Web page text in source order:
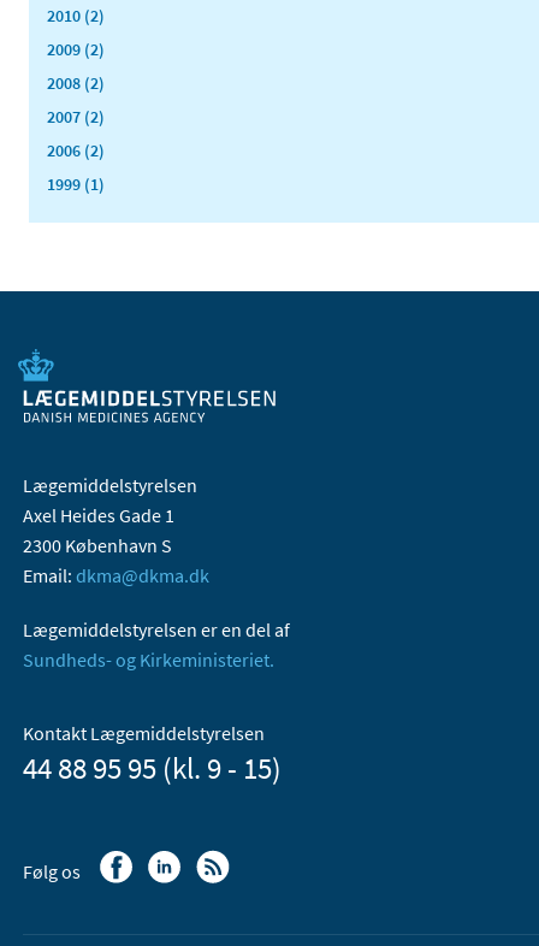
2010 (2)
2009 (2)
2008 (2)
2007 (2)
2006 (2)
1999 (1)
Lægemiddelstyrelsen
Axel Heides Gade 1
2300 København S
Email: dkma@dkma.dk
Lægemiddelstyrelsen er en del af
Sundheds- og Kirkeministeriet.
Kontakt Lægemiddelstyrelsen
44 88 95 95 (kl. 9 - 15)
Følg os